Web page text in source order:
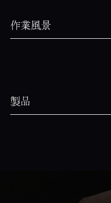
作業風景
製品